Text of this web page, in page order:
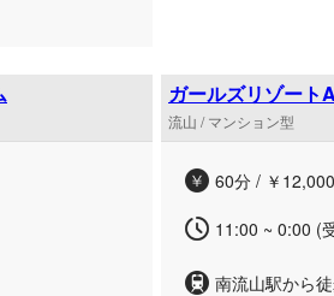
リングを行
ート空間が魅
セラピスト
至福の時間を
さい。洗練
ご堪能いた
ガールズリゾー
山ルーム
流山 / マンション型
60分 / ￥12,000
11:00 ~ 0:00 (
南流山駅から